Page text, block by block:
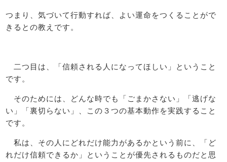
つまり、気づいて行動すれば、よい運命をつくることがで
きるとの教えです。
二つ目は、「信頼される人になってほしい」ということ
です。
そのためには、どんな時でも「ごまかさない」「逃げな
い」「裏切らない」、この３つの基本動作を実践すること
です。
私は、その人にどれだけ能力があるかという前に、「ど
れだけ信頼できるか」ということが優先されるものだと思